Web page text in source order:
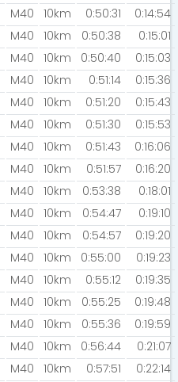
M40 10km 0:50:31
0:14:54
M40 10km 0:50:38
0:15:01
M40 10km 0:50:40
0:15:03
M40 10km 0:51:14
0:15:36
M40 10km 0:51:20
0:15:43
M40 10km 0:51:30
0:15:53
M40 10km 0:51:43
0:16:06
M40 10km 0:51:57
0:16:20
M40 10km 0:53:38
0:18:01
M40 10km 0:54:47
0:19:10
M40 10km 0:54:57
0:19:20
M40 10km 0:55:00
0:19:23
M40 10km 0:55:12
0:19:35
M40 10km 0:55:25
0:19:48
M40 10km 0:55:36
0:19:59
M40 10km 0:56:44
0:21:07
M40 10km 0:57:51
0:22:14